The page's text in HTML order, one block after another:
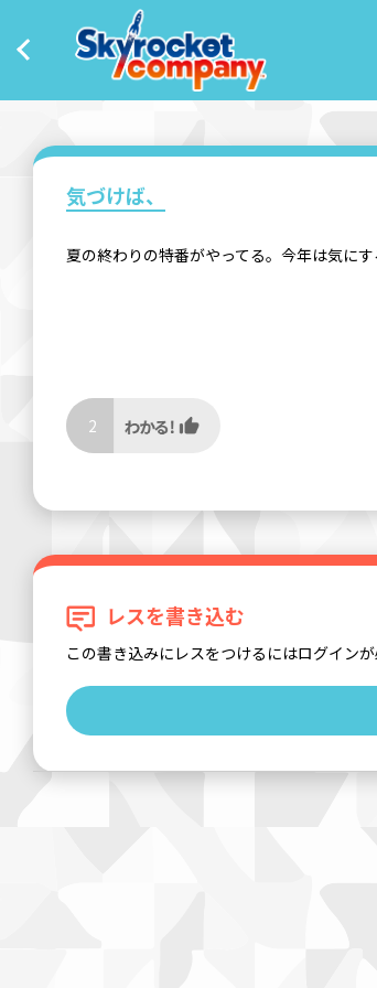
気づけば、
夏の終わりの特番がやってる。今年は気にす
2
レスを書き込む
この書き込みにレスをつけるにはログインが